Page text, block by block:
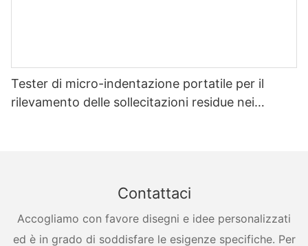
Tester di micro-indentazione portatile per il
rilevamento delle sollecitazioni residue nei
Contattaci
Accogliamo con favore disegni e idee personalizzati
ed è in grado di soddisfare le esigenze specifiche. Per